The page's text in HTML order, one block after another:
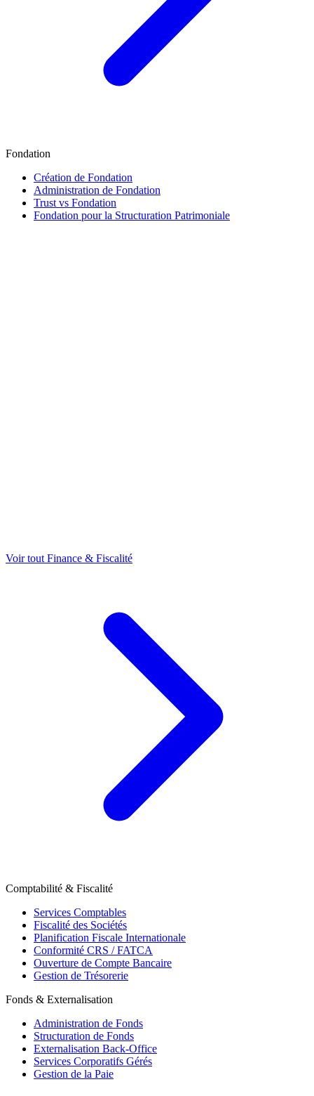
Fondation
Création de Fondation
Administration de Fondation
Trust vs Fondation
Fondation pour la Structuration Patrimoniale
Voir tout Finance & Fiscalité
Comptabilité & Fiscalité
Services Comptables
Fiscalité des Sociétés
Planification Fiscale Internationale
Conformité CRS / FATCA
Ouverture de Compte Bancaire
Gestion de Trésorerie
Fonds & Externalisation
Administration de Fonds
Structuration de Fonds
Externalisation Back-Office
Services Corporatifs Gérés
Gestion de la Paie